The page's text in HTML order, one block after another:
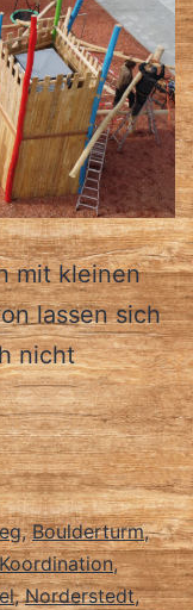
mit kleinen
lassen sich
nicht
,Boulderturm,
Koordination,
,Norderstedt,